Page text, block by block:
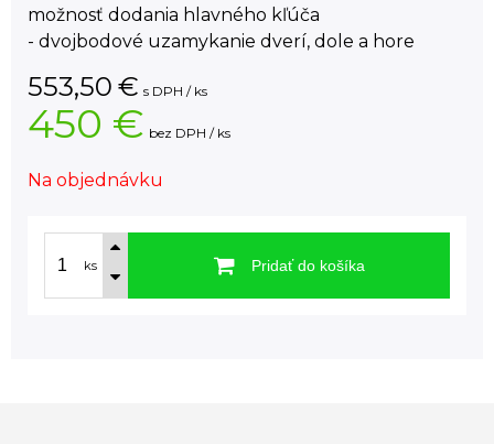
možnosť dodania hlavného kľúča
- dvojbodové uzamykanie dverí, dole a hore
553,50 € s DPH / ks
450 € bez DPH / ks
Na objednávku
ks Pridať do košíka